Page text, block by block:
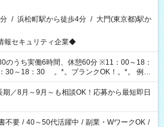
/ 浜松町駅から徒歩4分 / 大門(東京都)駅か
セキュリティ企業◆
のうち実働6時間、休憩60分 ※11：00～18：
ブランクOK！。*。 例え
団法人/事務/コールセンター/受付/販売/カフェ
販売/ホテルフロント/化粧品販売/など 様々な
躍されています♪
期／8月～9月～も相談OK！応募から最短即日
不要 / 40～50代活躍中 / 副業・WワークOK /